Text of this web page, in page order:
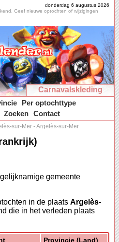
donderdag 6 augustus 2026
Geef nieuwe optochten of wijzigingen
Carnavalskleding
Per optochttype
Zoeken Contact
sur-Mer -Argelès-sur-Mer
gemeente
in de plaats Argelès-
die in het verleden plaats
Provincie (Land)